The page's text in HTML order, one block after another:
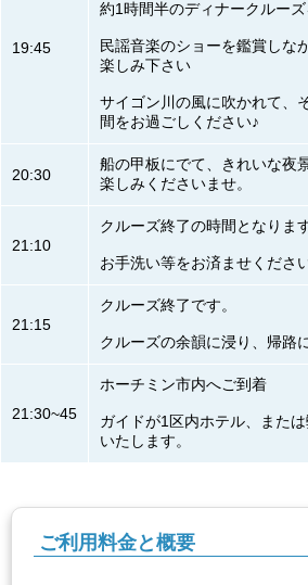
19:45
約1時間半のディナークルーズ
民謡音楽のショーを鑑賞しな
楽しみ下さい
サイゴン川の風に吹かれて、
間をお過ごしください♪
20:30
船の甲板にでて、きれいな夜
楽しみくださいませ。
21:10
クルーズ終了の時間となります
お手洗い等をお済ませくださ
21:15
クルーズ終了です。
クルーズの余韻に浸り、帰路
21:30~45
ホーチミン市内へご到着
ガイドが1区内ホテル、また
いたします。
ご利用料金と概要